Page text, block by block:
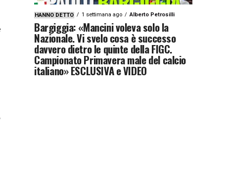
HANNO DETTO 1 settimana ago Alberto Petrosilli
Bargiggia: «Mancini voleva solo la
Nazionale. Vi svelo cosa è successo
davvero dietro le quinte della FIGC.
Campionato Primavera male del calcio
italiano» ESCLUSIVA e VIDEO